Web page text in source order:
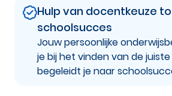
Hulp van docentkeuze
schoolsucces
Jouw persoonlijke
je bij het vinden van de
begeleidt je naar